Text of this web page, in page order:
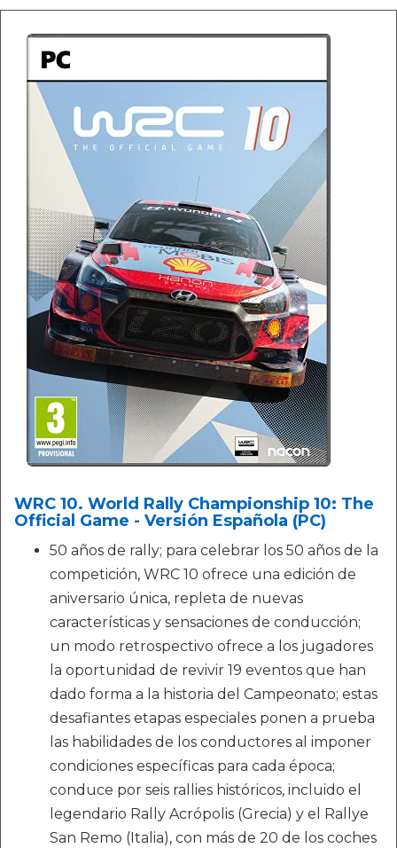
WRC 10. World Rally Championship 10: The
Official Game - Versión Española (PC)
50 años de rally; para celebrar los 50 años de la
competición, WRC 10 ofrece una edición de
aniversario única, repleta de nuevas
características y sensaciones de conducción;
un modo retrospectivo ofrece a los jugadores
la oportunidad de revivir 19 eventos que han
dado forma a la historia del Campeonato; estas
desafiantes etapas especiales ponen a prueba
las habilidades de los conductores al imponer
condiciones específicas para cada época;
conduce por seis rallies históricos, incluido el
legendario Rally Acrópolis (Grecia) y el Rallye
San Remo (Italia), con más de 20 de los coches